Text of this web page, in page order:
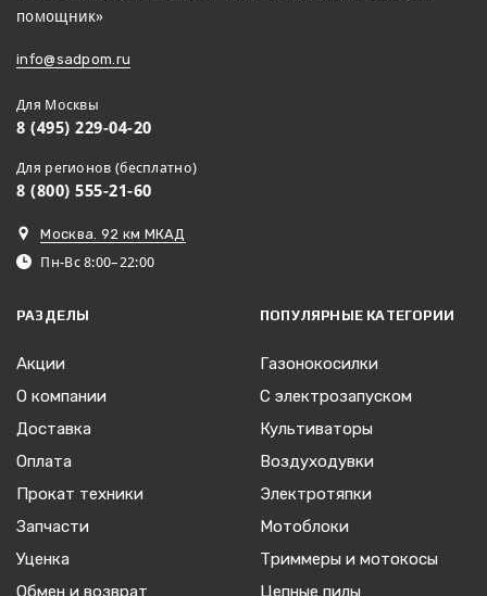
помощник»
info@sadpom.ru
Для Москвы
8 (495) 229-04-20
Для регионов (бесплатно)
8 (800) 555-21-60
Москва. 92 км МКАД
Пн-Вс 8:00–22:00
РАЗДЕЛЫ
Акции
О компании
Доставка
Оплата
Прокат техники
Запчасти
Уценка
Обмен и возврат
ПОПУЛЯРНЫЕ КАТЕГОРИИ
Газонокосилки
С электрозапуском
Культиваторы
Воздуходувки
Электротяпки
Мотоблоки
Триммеры и мотокосы
Цепные пилы